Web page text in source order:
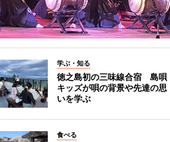
学ぶ・知る
徳之島初の三味線合宿 島唄
キッズが唄の背景や先達の思
いを学ぶ
食べる